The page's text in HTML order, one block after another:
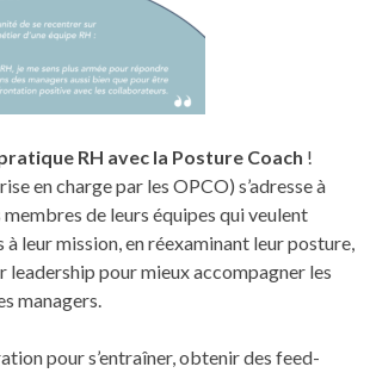
RH avec la Posture Coach !
en charge par les OPCO) s’adresse à
de leurs équipes qui veulent
à leur mission, en réexaminant leur posture,
leadership pour mieux accompagner les
managers.
pour s’entraîner, obtenir des feed-